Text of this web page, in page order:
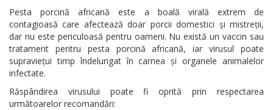
Pesta porcină africană este a boală virală extrem de
contagioasă care afectează doar porcii domestici și mistreții,
dar nu este periculoasă pentru oameni. Nu există un vaccin sau
tratament pentru pesta porcină africană, iar virusul poate
supraviețui timp îndelungat în carnea și organele animalelor
infectate.
Răspândirea virusului poate fi oprită prin respectarea
următoarelor recomandări: